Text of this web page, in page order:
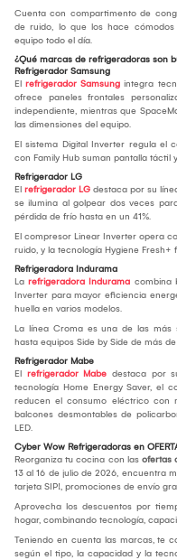
Cuenta con compartimento de
de ruido, lo que los hace
equipo todo el día.
¿Qué marcas de refrigeradoras son
Refrigerador Samsung
El refrigerador Samsung integra
ofrece paneles frontales
independiente, mientras que
las dimensiones del equipo.
El sistema Digital Inverter regula el
con Family Hub suman pantalla táctil
Refrigerador LG
El refrigerador LG destaca por su
se ilumina al golpear dos veces
pérdida de frío hasta en un 41%.
El compresor Linear Inverter opera
ruido, y la tecnología Hygiene
Refrigeradora Indurama
La refrigeradora Indurama combina
Inverter para mayor eficiencia
huella en varios modelos.
La línea Croma es una de las más
hasta equipos Side by Side de más
Refrigerador Mabe
El refrigerador Mabe destaca por
tecnología Home Energy Saver, el
reducen el consumo eléctrico con
balcones desmontables de
LED.
Cyber Wow Refrigeradoras en
Reorganiza tu cocina con las ofertas
13 al 16 de julio de 2026, encuentra
tarjeta SIP!, promociones de envío
Aprovecha los descuentos por
hogar, combinando tecnología,
Teniendo en cuenta las marcas, te
según el tipo, la capacidad y la